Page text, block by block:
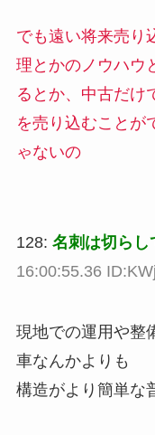
でも遠い将来売り
理とかのノウハウ
るとか、中古だけ
を売り込むことが
ゃないの
128: 名刺は切らし
16:00:55.36
現地での運用や整
車なんかよりも
構造がより簡単な